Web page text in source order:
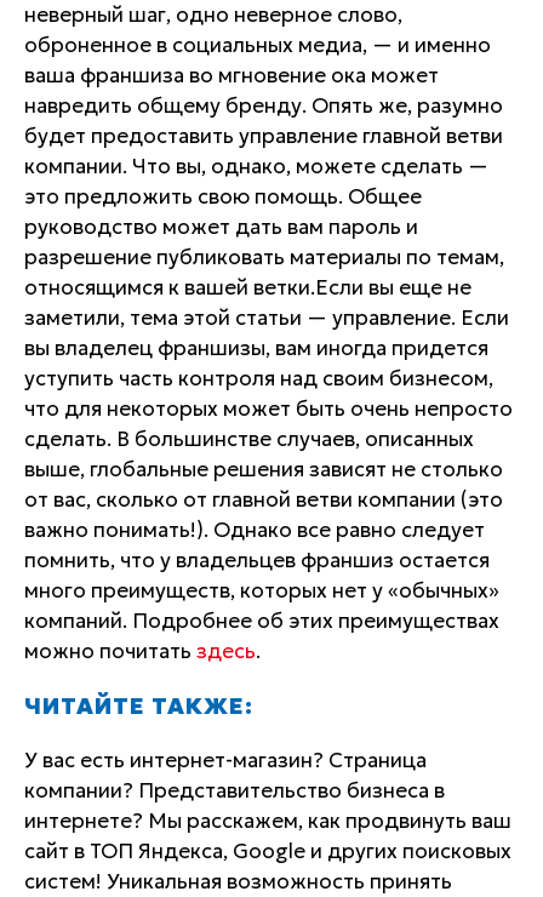
неверный шаг, одно неверное слово,
оброненное в социальных медиа, — и именно
ваша франшиза во мгновение ока может
навредить общему бренду. Опять же, разумно
будет предоставить управление главной ветви
компании. Что вы, однако, можете сделать —
это предложить свою помощь. Общее
руководство может дать вам пароль и
разрешение публиковать материалы по темам,
относящимся к вашей ветки.Если вы еще не
заметили, тема этой статьи — управление. Если
вы владелец франшизы, вам иногда придется
уступить часть контроля над своим бизнесом,
что для некоторых может быть очень непросто
сделать. В большинстве случаев, описанных
выше, глобальные решения зависят не столько
от вас, сколько от главной ветви компании (это
важно понимать!). Однако все равно следует
помнить, что у владельцев франшиз остается
много преимуществ, которых нет у «обычных»
компаний. Подробнее об этих преимуществах
можно почитать здесь.
ЧИТАЙТЕ ТАКЖЕ:
У вас есть интернет-магазин? Страница
компании? Представительство бизнеса в
интернете? Мы расскажем, как продвинуть ваш
сайт в ТОП Яндекса, Google и других поисковых
систем! Уникальная возможность принять